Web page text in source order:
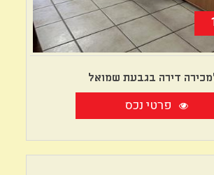
דירה בגבעת שמואל
פרטי נכס